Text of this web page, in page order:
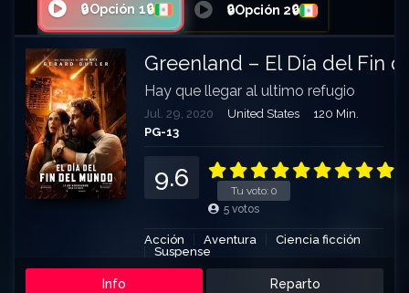
🔒Opción 1🔒 🔒Opción 2🔒
Greenland – El Día del Fin
Hay que llegar al ultimo refugio
Jul. 29, 2020 United States
120 Min.
PG-13
Tu voto: 0
9.6
5 votos
Acción Aventura
Ciencia ficción
Suspense
Info Reparto